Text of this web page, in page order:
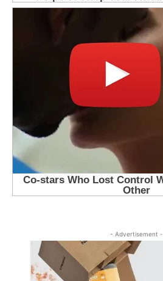
- Advertisement -